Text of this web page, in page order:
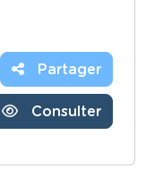
Partager
Consulter